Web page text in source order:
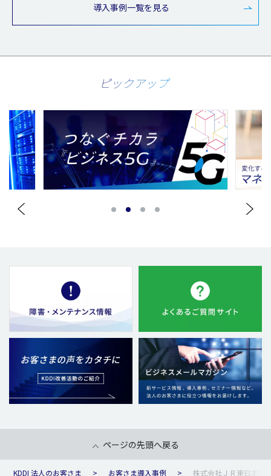
導入事例一覧を見る
ピックアップ
ページの先頭へ戻る
KDDI 法人のお客さま お客さま導入事例 株式会社ＪＲ東日本情